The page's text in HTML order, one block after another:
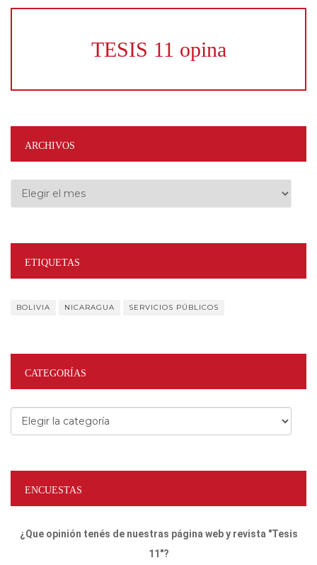
TESIS 11 opina
ARCHIVOS
Archivos
ETIQUETAS
BOLIVIA NICARAGUA SERVICIOS PÚBLICOS
CATEGORÍAS
Categorías
ENCUESTAS
¿Que opinión tenés de nuestras página web y revista "Tesis
11"?